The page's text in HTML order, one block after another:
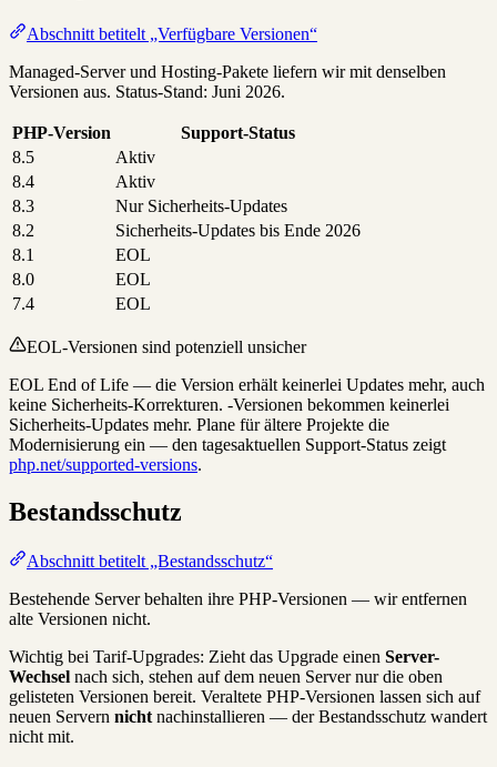
Abschnitt betitelt „Verfügbare Versionen“
Managed-Server und Hosting-Pakete liefern wir mit denselben
Versionen aus. Status-Stand: Juni 2026.
PHP-Version
Support-Status
8.5
Aktiv
8.4
Aktiv
8.3
Nur Sicherheits-Updates
8.2
Sicherheits-Updates bis Ende 2026
8.1
EOL
8.0
EOL
7.4
EOL
EOL-Versionen sind potenziell unsicher
EOL End of Life — die Version erhält keinerlei Updates mehr, auch
keine Sicherheits-Korrekturen. -Versionen bekommen keinerlei
Sicherheits-Updates mehr. Plane für ältere Projekte die
Modernisierung ein — den tagesaktuellen Support-Status zeigt
php.net/supported-versions.
Bestandsschutz
Abschnitt betitelt „Bestandsschutz“
Bestehende Server behalten ihre PHP-Versionen — wir entfernen
alte Versionen nicht.
Wichtig bei Tarif-Upgrades: Zieht das Upgrade einen Server-
Wechsel nach sich, stehen auf dem neuen Server nur die oben
gelisteten Versionen bereit. Veraltete PHP-Versionen lassen sich auf
neuen Servern nicht nachinstallieren — der Bestandsschutz wandert
nicht mit.